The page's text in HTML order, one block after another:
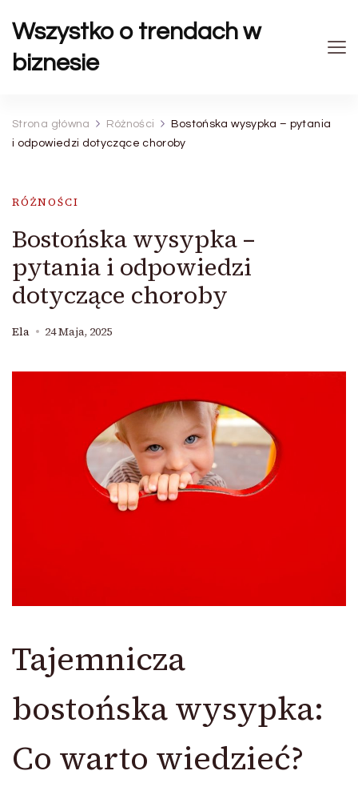
Wszystko o trendach w
biznesie
Strona główna Różności
Bostońska wysypka – pytania
i odpowiedzi dotyczące choroby
RÓŻNOŚCI
Bostońska wysypka –
pytania i odpowiedzi
dotyczące choroby
Ela 24 Maja, 2025
Tajemnicza
bostońska wysypka:
Co warto wiedzieć?